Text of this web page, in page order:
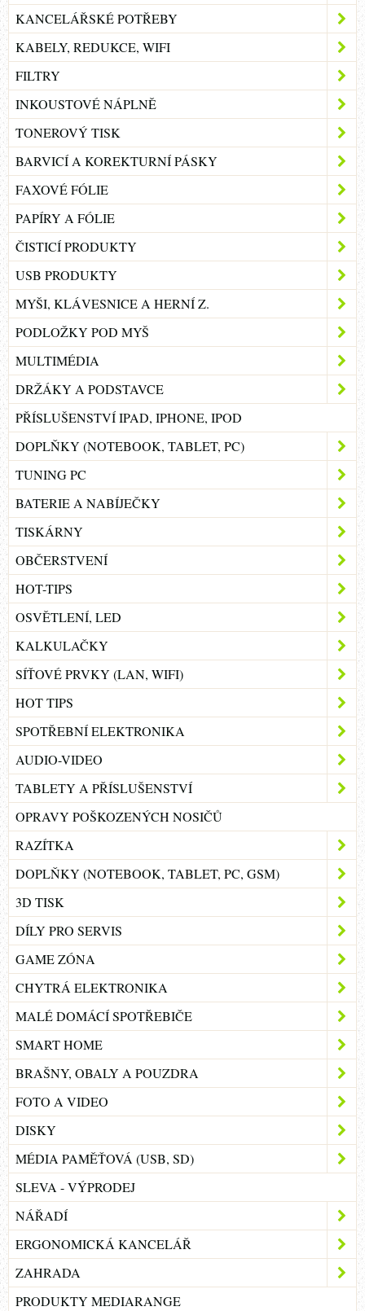
KANCELÁŘSKÉ POTŘEBY
KABELY, REDUKCE, WIFI
FILTRY
INKOUSTOVÉ NÁPLNĚ
TONEROVÝ TISK
BARVICÍ A KOREKTURNÍ PÁSKY
FAXOVÉ FÓLIE
PAPÍRY A FÓLIE
ČISTICÍ PRODUKTY
USB PRODUKTY
MYŠI, KLÁVESNICE A HERNÍ Z.
PODLOŽKY POD MYŠ
MULTIMÉDIA
DRŽÁKY A PODSTAVCE
PŘÍSLUŠENSTVÍ IPAD, IPHONE, IPOD
DOPLŇKY (NOTEBOOK, TABLET, PC)
TUNING PC
BATERIE A NABÍJEČKY
TISKÁRNY
OBČERSTVENÍ
HOT-TIPS
OSVĚTLENÍ, LED
KALKULAČKY
SÍŤOVÉ PRVKY (LAN, WIFI)
HOT TIPS
SPOTŘEBNÍ ELEKTRONIKA
AUDIO-VIDEO
TABLETY A PŘÍSLUŠENSTVÍ
OPRAVY POŠKOZENÝCH NOSIČŮ
RAZÍTKA
DOPLŇKY (NOTEBOOK, TABLET, PC, GSM)
3D TISK
DÍLY PRO SERVIS
GAME ZÓNA
CHYTRÁ ELEKTRONIKA
MALÉ DOMÁCÍ SPOTŘEBIČE
SMART HOME
BRAŠNY, OBALY A POUZDRA
FOTO A VIDEO
DISKY
MÉDIA PAMĚŤOVÁ (USB, SD)
SLEVA - VÝPRODEJ
NÁŘADÍ
ERGONOMICKÁ KANCELÁŘ
ZAHRADA
PRODUKTY MEDIARANGE